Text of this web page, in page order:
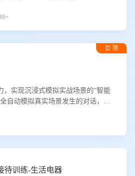
⏰ 限
，实现沉浸式模拟实战场景的“智能
自动模拟真实场景发生的对话，企
待训练-生活电器